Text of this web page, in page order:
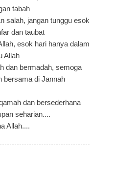
tabah
salah, jangan tunggu esok
dan taubat
esok hari hanya dalam
Allah
dan bermadah, semoga
bersama di Jannah
dan bersederhana
seharian....
Allah....